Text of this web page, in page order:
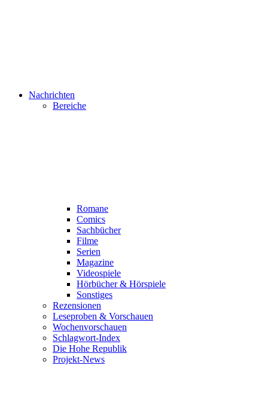
Nachrichten
Bereiche
Romane
Comics
Sachbücher
Filme
Serien
Magazine
Videospiele
Hörbücher & Hörspiele
Sonstiges
Rezensionen
Leseproben & Vorschauen
Wochenvorschauen
Schlagwort-Index
Die Hohe Republik
Projekt-News